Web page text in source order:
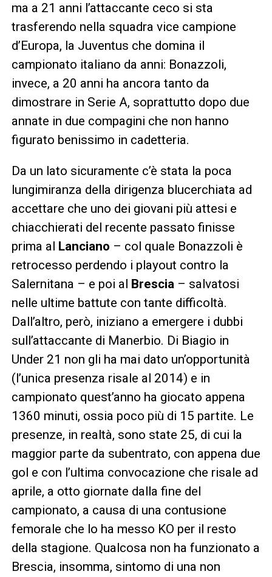
ma a 21 anni l’attaccante ceco si sta
trasferendo nella squadra vice campione
d’Europa, la Juventus che domina il
campionato italiano da anni: Bonazzoli,
invece, a 20 anni ha ancora tanto da
dimostrare in Serie A, soprattutto dopo due
annate in due compagini che non hanno
figurato benissimo in cadetteria.
Da un lato sicuramente c’è stata la poca
lungimiranza della dirigenza blucerchiata ad
accettare che uno dei giovani più attesi e
chiacchierati del recente passato finisse
prima al Lanciano – col quale Bonazzoli è
retrocesso perdendo i playout contro la
Salernitana – e poi al Brescia– salvatosi
nelle ultime battute con tante difficoltà.
Dall’altro, però, iniziano a emergere i dubbi
sull’attaccante di Manerbio. Di Biagio in
Under 21 non gli ha mai dato un’opportunità
(l’unica presenza risale al 2014) e in
campionato quest’anno ha giocato appena
1360 minuti, ossia poco più di 15 partite. Le
presenze, in realtà, sono state 25, di cui la
maggior parte da subentrato, con appena due
gol e con l’ultima convocazione che risale ad
aprile, a otto giornate dalla fine del
campionato, a causa di una contusione
femorale che lo ha messo KO per il resto
della stagione. Qualcosa non ha funzionato a
Brescia, insomma, sintomo di una non